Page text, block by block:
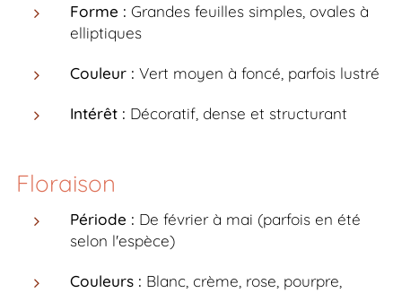
Forme : Grandes feuilles simples, ovales à
elliptiques
Couleur : Vert moyen à foncé, parfois lustré
Intérêt : Décoratif, dense et structurant
Floraison
Période : De février à mai (parfois en été
selon l'espèce)
Couleurs : Blanc, crème, rose, pourpre,